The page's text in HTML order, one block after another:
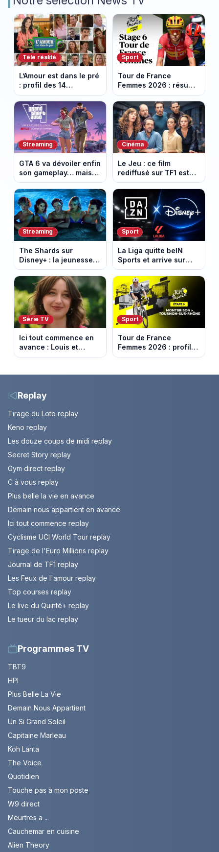
Télé réalité
L’Amour est dans le pré
: profil des 14
agriculteurs, speed
dating inédit et de
nouvelles histoires
d’amour
Sport
Tour de France
Femmes 2026 : résumé
vidéo de la 6e étape
entre Montbrison et
Tournon-sur-Rhône
Streaming
GTA 6 va dévoiler enfin
son gameplay… mais
d’abord sur Netflix
Cinéma
Le Jeu : ce film
rediffusé sur TF1 est
adapté d’un succès
italien devenu un
phénomène mondial
Streaming
The Shards sur
Disney+ : la jeunesse
dorée de Los Angeles
face à un tueur dans
les années 80
Sport
La Liga quitte beIN
Sports et arrive sur
DAZN et Disney+ en
France
Série TV
Ici tout commence en
avance : Louis et
Jasmine enfin en
août 2026 (spoiler)
Sport
Tour de France
Femmes 2026 : profil
et horaires de la 6e
Montbrison et
Replay
Tirage du Loto replay
Keno replay
Les douze coups de midi replay
Secret Story replay
Gym direct replay
C à vous replay
Plus belle la vie en avance
Demain nous appartient en avance
Ici tout commence replay
Cyclisme UCI World Tour replay
Tirage de l'Euro Millions replay
Journal de TF1 replay
Les Feux de l'amour replay
Top courses replay
Le live du Quinté+ replay
Le tueur du lac replay
Programmes TV
TBT9
HPI
Plus Belle La Vie
Demain Nous Appartient
Un Si Grand Soleil
Capitaine Marleau
Koh Lanta
The Voice
Quotidien
Touche pas à mon poste
W9 direct
Meurtres a ...
Cauchemar en cuisine
Alien Theory